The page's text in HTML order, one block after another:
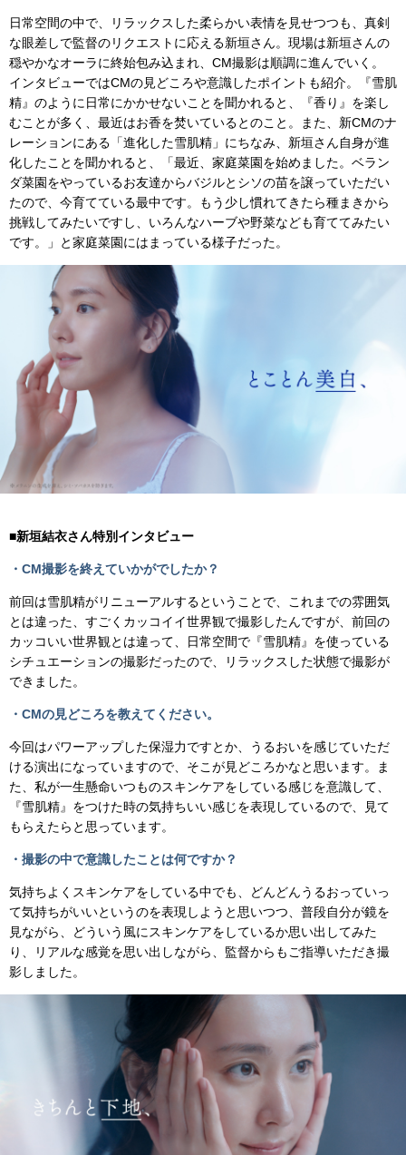
日常空間の中で、リラックスした柔らかい表情を見せつつも、真剣
な眼差しで監督のリクエストに応える新垣さん。現場は新垣さんの
穏やかなオーラに終始包み込まれ、CM撮影は順調に進んでいく。
インタビューではCMの見どころや意識したポイントも紹介。『雪肌
精』のように日常にかかせないことを聞かれると、『香り』を楽し
むことが多く、最近はお香を焚いているとのこと。また、新CMのナ
レーションにある「進化した雪肌精」にちなみ、新垣さん自身が進
化したことを聞かれると、「最近、家庭菜園を始めました。ベラン
ダ菜園をやっているお友達からバジルとシソの苗を譲っていただい
たので、今育てている最中です。もう少し慣れてきたら種まきから
挑戦してみたいですし、いろんなハーブや野菜なども育ててみたい
です。」と家庭菜園にはまっている様子だった。
■新垣結衣さん特別インタビュー
・CM撮影を終えていかがでしたか？
前回は雪肌精がリニューアルするということで、これまでの雰囲気
とは違った、すごくカッコイイ世界観で撮影したんですが、前回の
カッコいい世界観とは違って、日常空間で『雪肌精』を使っている
シチュエーションの撮影だったので、リラックスした状態で撮影が
できました。
・CMの見どころを教えてください。
今回はパワーアップした保湿力ですとか、うるおいを感じていただ
ける演出になっていますので、そこが見どころかなと思います。ま
た、私が一生懸命いつものスキンケアをしている感じを意識して、
『雪肌精』をつけた時の気持ちいい感じを表現しているので、見て
もらえたらと思っています。
・撮影の中で意識したことは何ですか？
気持ちよくスキンケアをしている中でも、どんどんうるおっていっ
て気持ちがいいというのを表現しようと思いつつ、普段自分が鏡を
見ながら、どういう風にスキンケアをしているか思い出してみた
り、リアルな感覚を思い出しながら、監督からもご指導いただき撮
影しました。